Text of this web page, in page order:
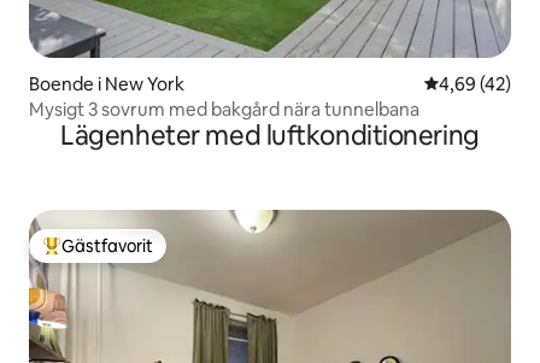
Boende i New York 4,69 av 5 i
4,69 (42)
Mysigt 3 sovrum med bakgård nära tunnelbana
Lägenheter med luftkonditionering
Populär gästfavorit
Gästfavorit